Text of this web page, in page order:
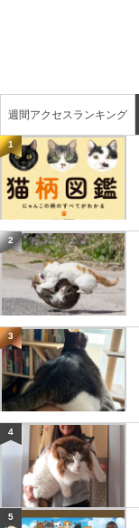
週間アクセスランキング
1
2
3
4
5